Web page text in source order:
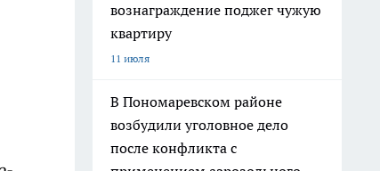
вознаграждение поджег чужую
квартиру
11 июля
В Пономаревском районе
возбудили уголовное дело
после конфликта с